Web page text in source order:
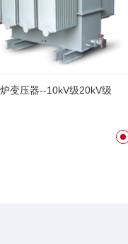
变压器--10kV级20kV级